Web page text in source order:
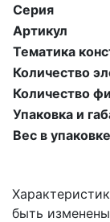
Серия
Артикул
Тематика
Количество
Количество
Упаковка и
Вес в упаковке
быть